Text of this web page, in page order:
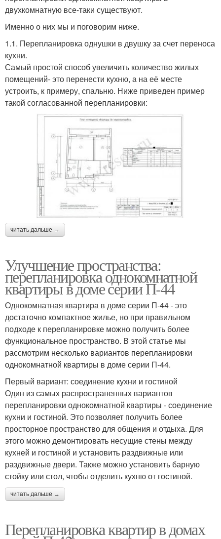
двухкомнатную все-таки существуют.
Именно о них мы и поговорим ниже.
1.1. Перепланировка однушки в двушку за счет переноса
кухни.
Самый простой способ увеличить количество жилых
помещений- это перенести кухню, а на её месте
устроить, к примеру, спальню. Ниже приведен пример
такой согласованной перепланировки:
читать дальше →
Улучшение пространства:
перепланировка однокомнатной
квартиры в доме серии П-44
Однокомнатная квартира в доме серии П-44 - это
достаточно компактное жилье, но при правильном
подходе к перепланировке можно получить более
функциональное пространство. В этой статье мы
рассмотрим несколько вариантов перепланировки
однокомнатной квартиры в доме серии П-44.
Первый вариант: соединение кухни и гостиной
Один из самых распространенных вариантов
перепланировки однокомнатной квартиры - соединение
кухни и гостиной. Это позволяет получить более
просторное пространство для общения и отдыха. Для
этого можно демонтировать несущие стены между
кухней и гостиной и установить раздвижные или
раздвижные двери. Также можно установить барную
стойку или стол, чтобы отделить кухню от гостиной.
читать дальше →
Перепланировка квартир в домах